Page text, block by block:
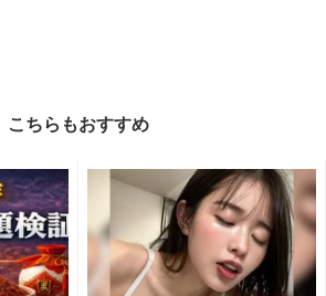
こちらもおすすめ